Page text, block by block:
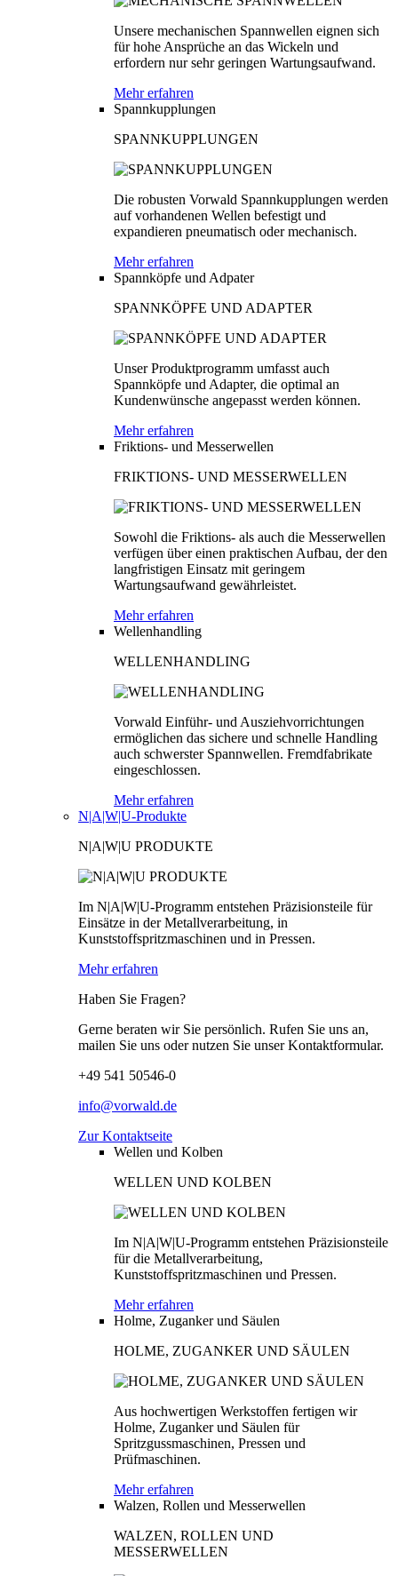
Unsere mechanischen Spannwellen eignen sich
für hohe Ansprüche an das Wickeln und
erfordern nur sehr geringen Wartungsaufwand.
Mehr erfahren
Spannkupplungen
SPANNKUPPLUNGEN
Die robusten Vorwald Spannkupplungen werden
auf vorhandenen Wellen befestigt und
expandieren pneumatisch oder mechanisch.
Mehr erfahren
Spannköpfe und Adpater
SPANNKÖPFE UND ADAPTER
Unser Produktprogramm umfasst auch
Spannköpfe und Adapter, die optimal an
Kundenwünsche angepasst werden können.
Mehr erfahren
Friktions- und Messerwellen
FRIKTIONS- UND MESSERWELLEN
Sowohl die Friktions- als auch die Messerwellen
verfügen über einen praktischen Aufbau, der den
langfristigen Einsatz mit geringem
Wartungsaufwand gewährleistet.
Mehr erfahren
Wellenhandling
WELLENHANDLING
Vorwald Einführ- und Ausziehvorrichtungen
ermöglichen das sichere und schnelle Handling
auch schwerster Spannwellen. Fremdfabrikate
eingeschlossen.
Mehr erfahren
N|A|W|U-Produkte
N|A|W|U PRODUKTE
Im N|A|W|U-Programm entstehen Präzisionsteile für
Einsätze in der Metallverarbeitung, in
Kunststoffspritzmaschinen und in Pressen.
Mehr erfahren
Haben Sie Fragen?
Gerne beraten wir Sie persönlich. Rufen Sie uns an,
mailen Sie uns oder nutzen Sie unser Kontaktformular.
+49 541 50546-0
info@vorwald.de
Zur Kontaktseite
Wellen und Kolben
WELLEN UND KOLBEN
Im N|A|W|U-Programm entstehen Präzisionsteile
für die Metallverarbeitung,
Kunststoffspritzmaschinen und Pressen.
Mehr erfahren
Holme, Zuganker und Säulen
HOLME, ZUGANKER UND SÄULEN
Aus hochwertigen Werkstoffen fertigen wir
Holme, Zuganker und Säulen für
Spritzgussmaschinen, Pressen und
Prüfmaschinen.
Mehr erfahren
Walzen, Rollen und Messerwellen
WALZEN, ROLLEN UND
MESSERWELLEN